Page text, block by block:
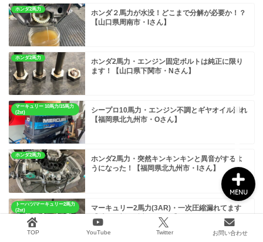
ホンダ2馬力
ホンダ２馬力が水没！どこまで分解が必要か！？
【山口県周南市・Iさん】
ホンダ2馬力
ホンダ2馬力・エンジン固定ボルトは純正に限り
ます！【山口県下関市・Nさん】
マーキュリー 10馬力/15馬力
(2st)
シープロ10馬力・エンジン不調とギヤオイル漏れ
【福岡県北九州市・Oさん】
ホンダ2馬力
ホンダ2馬力・突然キンキンキンと異音がするよ
うになった！【福岡県北九州市・Iさん】
トーハツ/マーキュリー2馬力
(2st)
マーキュリー2馬力(3AR)・一次圧縮漏れてます
【愛媛県新居浜市・Hさん】
TOP YouTube Twitter お問い合わせ
MENU
船外機メンテナンス
タックル&ボート用品
GARMIN